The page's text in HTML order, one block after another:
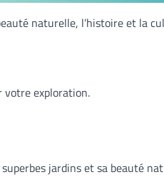
naturelle, l’histoire et la
votre exploration.
jardins et sa beauté